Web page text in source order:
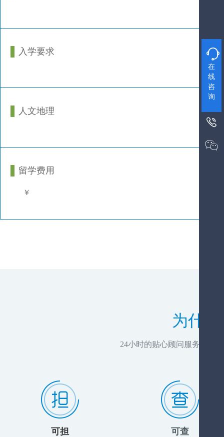
入学要求
人文地理
留学费用
￥
为什
24小时的贴心顾问服务，推
可担 可查

在
线
咨
询

